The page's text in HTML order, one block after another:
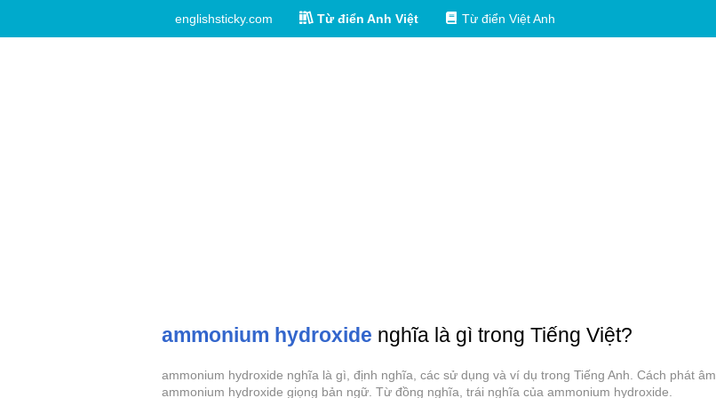
englishsticky.com Từ điển Anh Việt Từ điển Việt Anh
ammonium hydroxide nghĩa là gì trong Tiếng Việt?
ammonium hydroxide nghĩa là gì, định nghĩa, các sử dụng và ví dụ trong Tiếng Anh. Cách phát âm
ammonium hydroxide giọng bản ngữ. Từ đồng nghĩa, trái nghĩa của ammonium hydroxide.